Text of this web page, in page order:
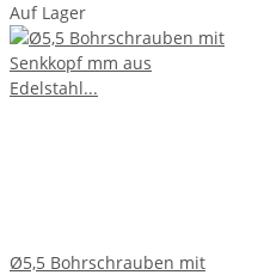
Auf Lager
Ø5,5 Bohrschrauben mit